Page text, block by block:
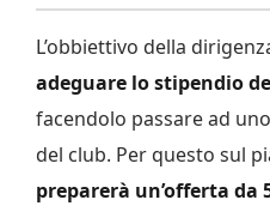
L’obbiettivo della
adeguare lo stipendio
facendolo passare ad
del club. Per questo sul
preparerà un’offerta da